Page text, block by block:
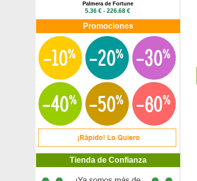
Palmera de Fortune
5.36 € - 226.68 €
Promociones
Tienda de Confianza